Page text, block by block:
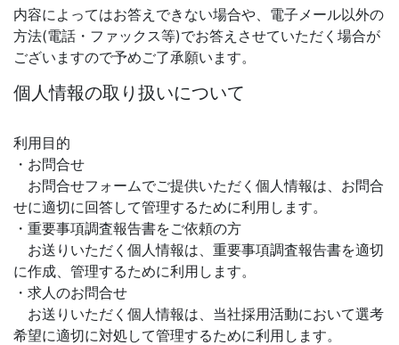
内容によってはお答えできない場合や、電子メール以外の
方法(電話・ファックス等)でお答えさせていただく場合が
ございますので予めご了承願います。
個人情報の取り扱いについて
利用目的
・お問合せ
お問合せフォームでご提供いただく個人情報は、お問合
せに適切に回答して管理するために利用します。
・重要事項調査報告書をご依頼の方
お送りいただく個人情報は、重要事項調査報告書を適切
に作成、管理するために利用します。
・求人のお問合せ
お送りいただく個人情報は、当社採用活動において選考
希望に適切に対処して管理するために利用します。